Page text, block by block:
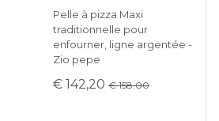
Pelle à pizza Maxi
traditionnelle pour
enfourner, ligne argentée -
Zio pepe
€ 142,20 € 158.00